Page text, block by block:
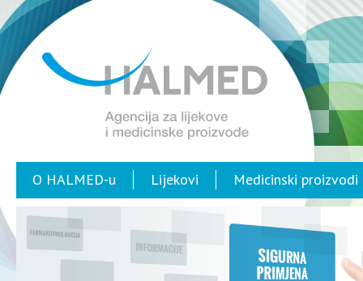
O HALMED-u Lijekovi Medicinski proizvodi